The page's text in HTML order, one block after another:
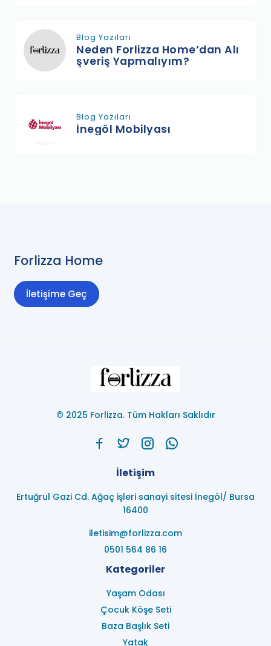
Blog Yazıları
Neden Forlizza Home’dan Alı
şveriş Yapmalıyım?
Blog Yazıları
İnegöl Mobilyası
Forlizza Home
İletişime Geç
© 2025 Forlizza. Tüm Hakları Saklıdır
İletişim
Ertuğrul Gazi Cd. Ağaç işleri sanayi sitesi İnegöl/ Bursa
16400
iletisim@forlizza.com
0501 564 86 16
Kategoriler
Yaşam Odası
Çocuk Köşe Seti
Baza Başlık Seti
Yatak